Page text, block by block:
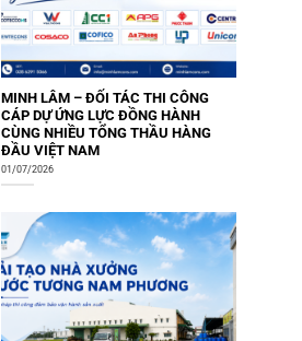
MINH LÂM – ĐỐI TÁC THI CÔNG
CÁP DỰ ỨNG LỰC ĐỒNG HÀNH
CÙNG NHIỀU TỔNG THẦU HÀNG
ĐẦU VIỆT NAM
01/07/2026